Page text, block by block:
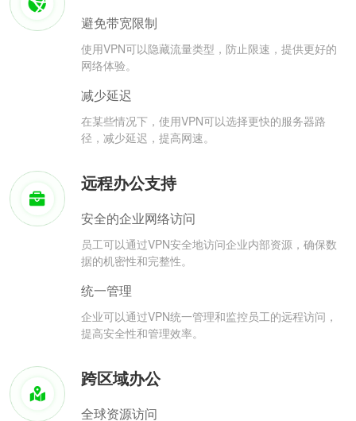
避免带宽限制
使用VPN可以隐藏流量类型，防止限速，提供更好的
网络体验。
减少延迟
在某些情况下，使用VPN可以选择更快的服务器路
径，减少延迟，提高网速。
远程办公支持
安全的企业网络访问
员工可以通过VPN安全地访问企业内部资源，确保数
据的机密性和完整性。
统一管理
企业可以通过VPN统一管理和监控员工的远程访问，
提高安全性和管理效率。
跨区域办公
全球资源访问